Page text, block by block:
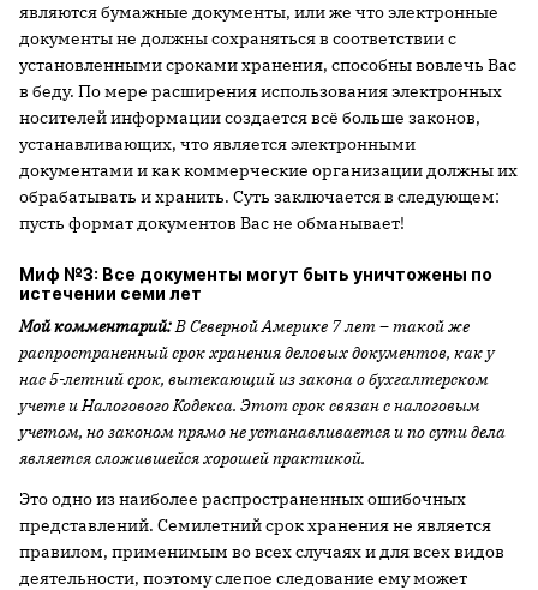
являются бумажные документы, или же что электронные
документы не должны сохраняться в соответствии с
установленными сроками хранения, способны вовлечь Вас
в беду. По мере расширения использования электронных
носителей информации создается всё больше законов,
устанавливающих, что является электронными
документами и как коммерческие организации должны их
обрабатывать и хранить. Суть заключается в следующем:
пусть формат документов Вас не обманывает!
Миф №3: Все документы могут быть уничтожены по
истечении семи лет
Мой комментарий:В Северной Америке 7 лет – такой же
распространенный срок хранения деловых документов, как у
нас 5-летний срок, вытекающий из закона о бухгалтерском
учете и Налогового Кодекса. Этот срок связан с налоговым
учетом, но законом прямо не устанавливается и по сути дела
является сложившейся хорошей практикой.
Это одно из наиболее распространенных ошибочных
представлений. Семилетний срок хранения не является
правилом, применимым во всех случаях и для всех видов
деятельности, поэтому слепое следование ему может